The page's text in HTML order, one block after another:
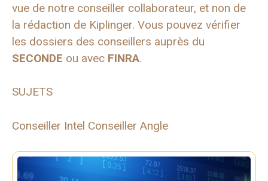
vue de notre conseiller collaborateur, et non de
la rédaction de Kiplinger. Vous pouvez vérifier
les dossiers des conseillers auprès du
SECONDE ou avec FINRA.
SUJETS
Conseiller Intel Conseiller Angle